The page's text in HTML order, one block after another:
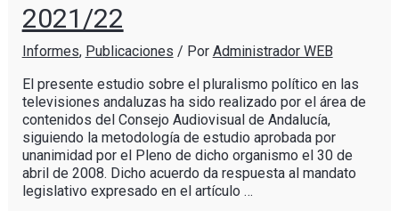
2021/22
Informes, Publicaciones / Por Administrador WEB
El presente estudio sobre el pluralismo político en las
televisiones andaluzas ha sido realizado por el área de
contenidos del Consejo Audiovisual de Andalucía,
siguiendo la metodología de estudio aprobada por
unanimidad por el Pleno de dicho organismo el 30 de
abril de 2008. Dicho acuerdo da respuesta al mandato
legislativo expresado en el artículo …